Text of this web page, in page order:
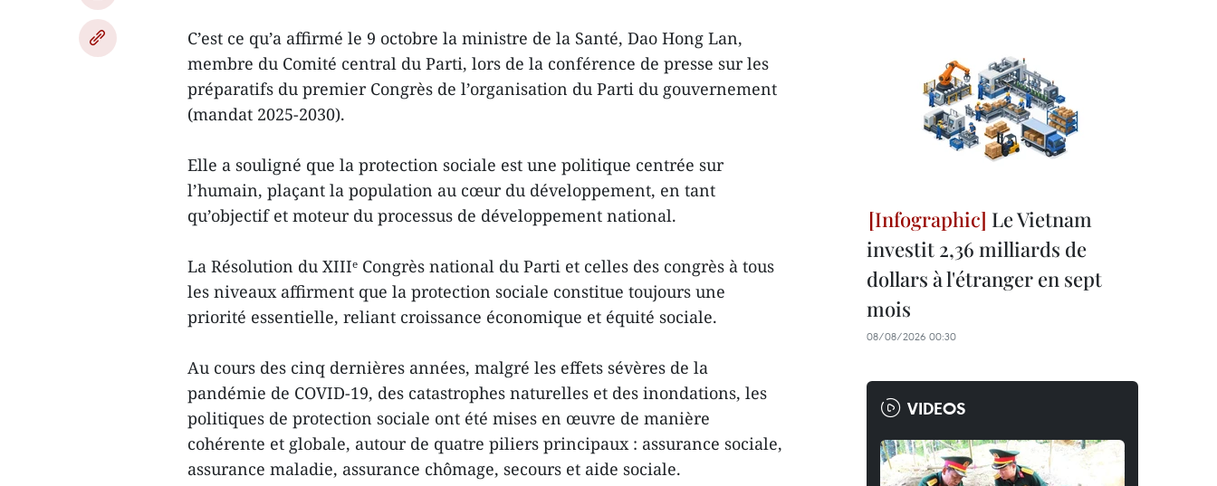
C’est ce qu’a affirmé le 9 octobre la ministre de la Santé, Dao Hong Lan,
membre du Comité central du Parti, lors de la conférence de presse sur les
préparatifs du premier Congrès de l’organisation du Parti du gouvernement
(mandat 2025-2030).
Elle a souligné que la protection sociale est une politique centrée sur
l’humain, plaçant la population au cœur du développement, en tant
qu’objectif et moteur du processus de développement national.
La Résolution du XIIIᵉ Congrès national du Parti et celles des congrès à tous
les niveaux affirment que la protection sociale constitue toujours une
priorité essentielle, reliant croissance économique et équité sociale.
Au cours des cinq dernières années, malgré les effets sévères de la
pandémie de COVID-19, des catastrophes naturelles et des inondations, les
politiques de protection sociale ont été mises en œuvre de manière
cohérente et globale, autour de quatre piliers principaux : assurance sociale,
assurance maladie, assurance chômage, secours et aide sociale.
Le Vietnam
investit 2,36 milliards de
dollars à l'étranger en sept
mois
08/08/2026 00:30
VIDEOS